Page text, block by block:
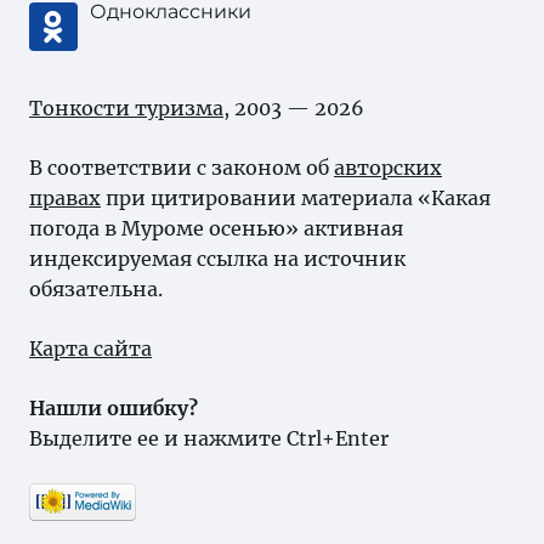
Одноклассники
Тонкости туризма, 2003 — 2026
В соответствии с законом об авторских
правах при цитировании материала «Какая
погода в Муроме осенью» активная
индексируемая ссылка на источник
обязательна.
Карта сайта
Нашли ошибку?
Выделите ее и нажмите Ctrl+Enter